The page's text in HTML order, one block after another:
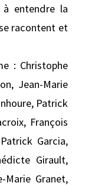
à entendre la
racontent et
: Christophe
Jean-Marie
Patrick
François
Garcia,
Girault,
Marie Granet,